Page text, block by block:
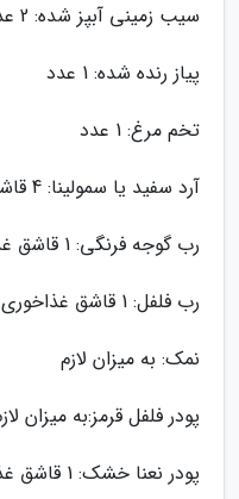
سیب زمینی آبپز شده: 2 عدد
پیاز رنده شده: 1 عدد
تخم مرغ: 1 عدد
آرد سفید یا سمولینا: 4 قاشق غذاخوری
رب گوجه فرنگی: 1 قاشق غذاخوری
رب فلفل: 1 قاشق غذاخوری
نمک: به میزان لازم
پودر فلفل قرمز:به میزان
پودر نعنا خشک: 1 قاشق غذاخوری